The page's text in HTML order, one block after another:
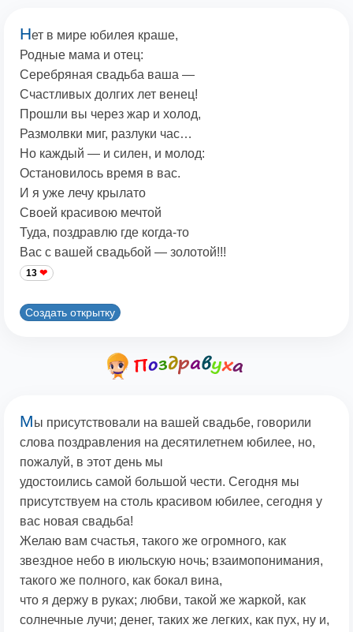
Нет в мире юбилея краше,
Родные мама и отец:
Серебряная свадьба ваша —
Счастливых долгих лет венец!
Прошли вы через жар и холод,
Размолвки миг, разлуки час…
Но каждый — и силен, и молод:
Остановилось время в вас.
И я уже лечу крылато
Своей красивою мечтой
Туда, поздравлю где когда-то
Вас с вашей свадьбой — золотой!!!
13
Создать открытку
Мы присутствовали на вашей свадьбе, говорили
слова поздравления на десятилетнем юбилее, но,
пожалуй, в этот день мы
удостоились самой большой чести. Сегодня мы
присутствуем на столь красивом юбилее, сегодня у
вас новая свадьба!
Желаю вам счастья, такого же огромного, как
звездное небо в июльскую ночь; взаимопонимания,
такого же полного, как бокал вина,
что я держу в руках; любви, такой же жаркой, как
солнечные лучи; денег, таких же легких, как пух, ну и,